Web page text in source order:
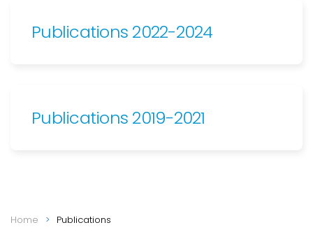
Publications 2022-2024
Publications 2019-2021
Home Publications